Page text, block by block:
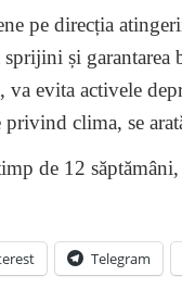
pe direcția
și garantarea
va evita activele
clima, se
de 12
Telegram